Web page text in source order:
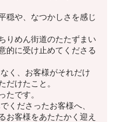
穏や、なつかしさを感じ
りめん街道のたたずまい
的に受け止めてくださる
く、お客様がそれだけ
だけたこと。
たです。
くださったお客様へ、
お客様をあたたかく迎え